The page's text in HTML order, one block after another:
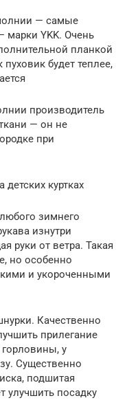
— самые
марки YKK. Очень
планкой
будет теплее,
производитель
— он не
при
детских куртках
зимнего
изнутри
руки от ветра. Такая
но особенно
и укороченными
Качественно
прилегание
горловины, у
Существенно
подшитая
улучшить посадку